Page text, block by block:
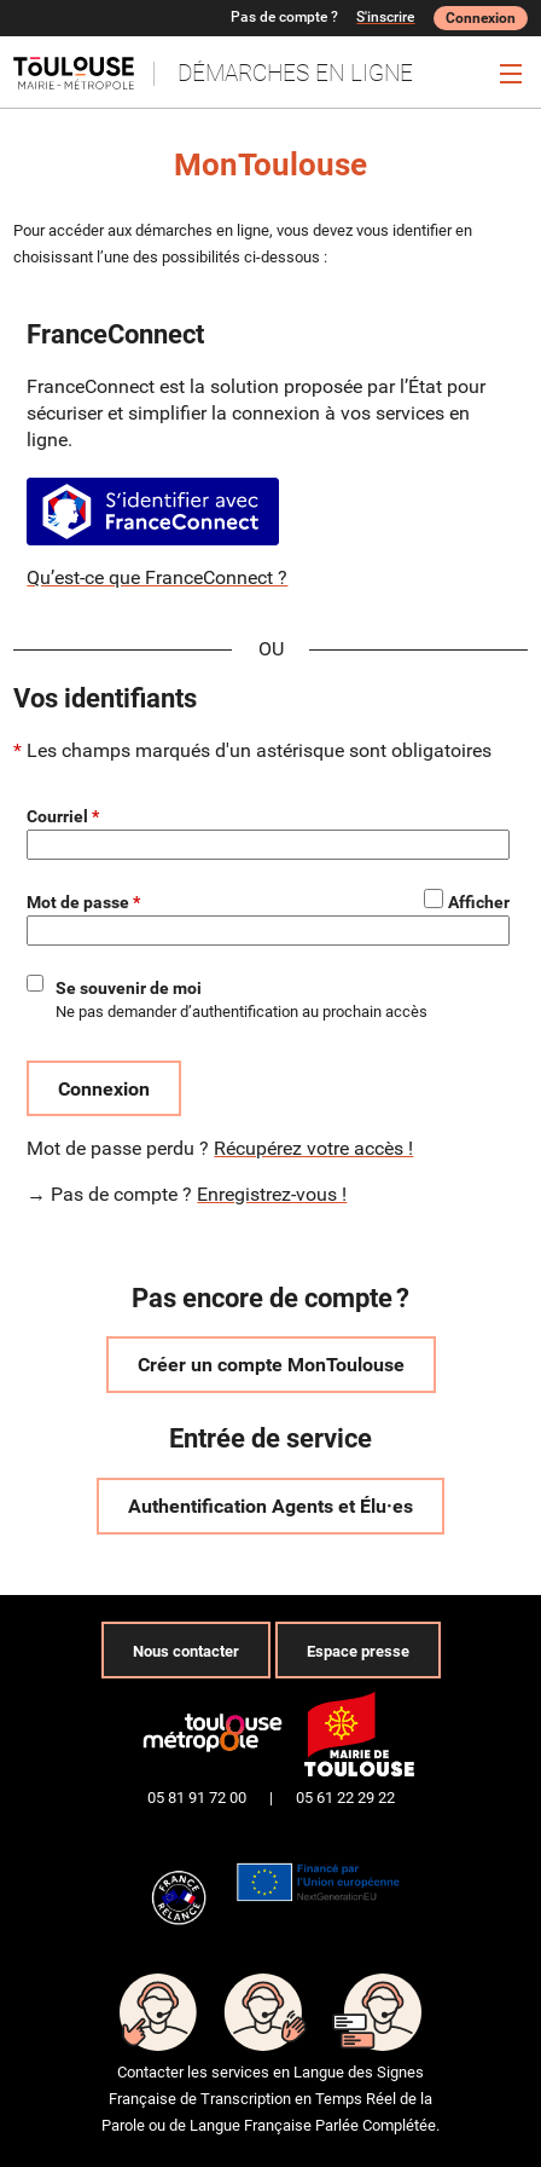
DÉMARCHES EN LIGNE
Pas de compte ? S'inscrire Connexion
MonToulouse
Pour accéder aux démarches en ligne, vous devez vous identifier en
choisissant l’une des possibilités ci-dessous :
FranceConnect
FranceConnect est la solution proposée par l’État pour
sécuriser et simplifier la connexion à vos services en
ligne.
S’identifier avec FranceConnect
Qu’est-ce que FranceConnect ?
Vos identifiants
Les champs marqués d'un astérisque sont obligatoires
Courriel
*
Mot de passe Afficher
Se souvenir de moi
Ne pas demander d’authentification au prochain accès
Connexion
Mot de passe perdu ? Récupérez votre accès !
→ Pas de compte ? Enregistrez-vous !
Pas encore de compte ?
Créer un compte MonToulouse
Entrée de service
Authentification Agents et Élu·es
Nous contacter Espace presse
05 81 91 72 00 | 05 61 22 29 22
Contacter les services en Langue des Signes
Française de Transcription en Temps Réel de la
Parole ou de Langue Française Parlée Complétée.